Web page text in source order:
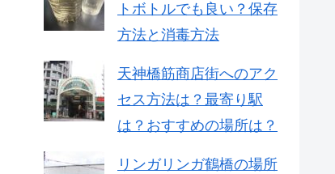
トボトルでも良い？保存
方法と消毒方法
天神橋筋商店街へのアク
セス方法は？最寄り駅
は？おすすめの場所は？
リンガリンガ鶴橋の場所